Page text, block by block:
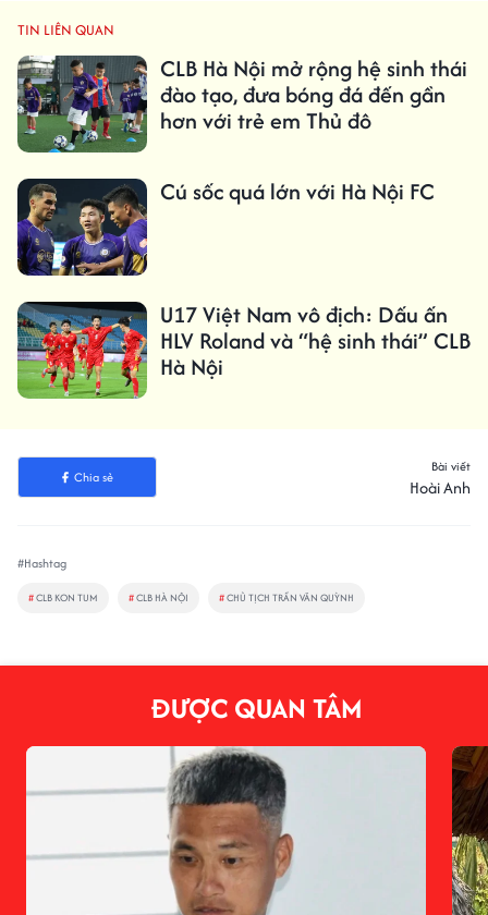
TIN LIÊN QUAN
CLB Hà Nội mở rộng hệ sinh thái
đào tạo, đưa bóng đá đến gần
hơn với trẻ em Thủ đô
Cú sốc quá lớn với Hà Nội FC
U17 Việt Nam vô địch: Dấu ấn
HLV Roland và “hệ sinh thái” CLB
Hà Nội
Chia sẻ
Bài viết
Hoài Anh
#Hashtag
#CLB KON TUM #CLB HÀ NỘI #CHỦ TỊCH TRẦN VĂN QUỲNH
ĐƯỢC QUAN TÂM